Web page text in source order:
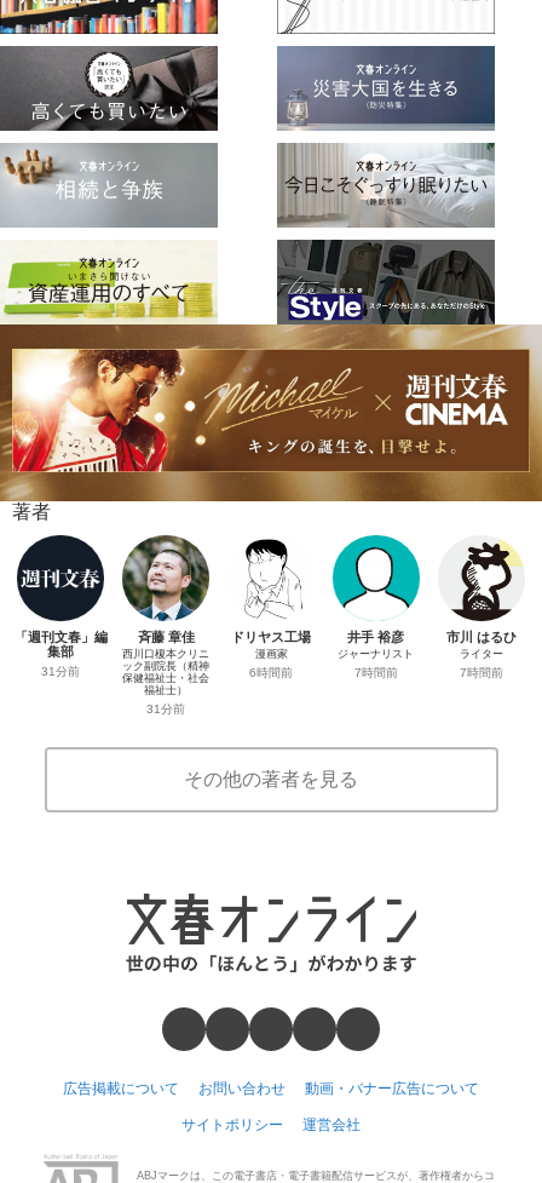
著者
「週刊文春」編
集部
31分前
斉藤 章佳
西川口榎本クリニ
ック副院長（精神
保健福祉士・社会
福祉士）
31分前
ドリヤス工場
漫画家
6時間前
井手 裕彦
ジャーナリスト
7時間前
市川 はるひ
ライター
7時間前
その他の著者を見る
広告掲載について お問い合わせ 動画・バナー広告について
サイトポリシー 運営会社
ABJマークは、この電子書店・電子書籍配信サービスが、著作権者からコ